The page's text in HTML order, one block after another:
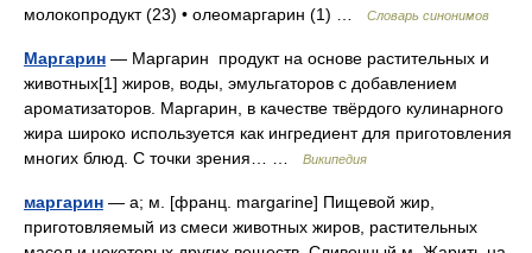
молокопродукт (23) • олеомаргарин (1) …
Словарь синонимов
Маргарин — Маргарин продукт на основе растительных и
животных[1] жиров, воды, эмульгаторов с добавлением
ароматизаторов. Маргарин, в качестве твёрдого кулинарного
жира широко используется как ингредиент для приготовления
многих блюд. С точки зрения… …
Википедия
маргарин — а; м. [франц. margarine] Пищевой жир,
приготовляемый из смеси животных жиров, растительных